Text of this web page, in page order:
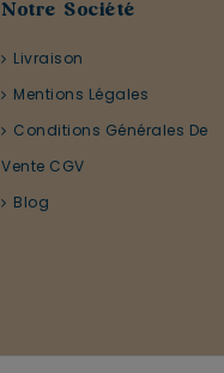
Notre Société
Livraison
Mentions Légales
Conditions Générales De
Vente CGV
Blog